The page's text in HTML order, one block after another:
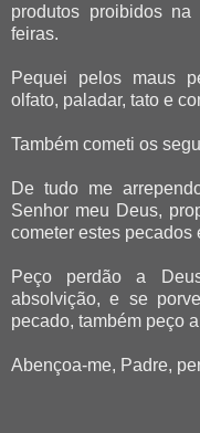
produtos proibidos
feiras.
Pequei pelos maus
olfato, paladar, tato e
Também cometi os
De tudo me
Senhor meu Deus,
cometer estes pecados
Peço perdão a
absolvição, e se
pecado, também peço
Abençoa-me, Padre,